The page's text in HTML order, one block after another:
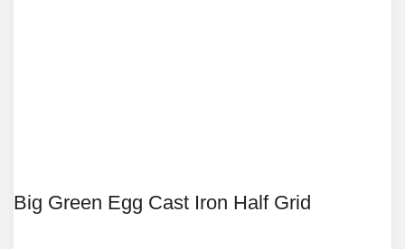
Big Green Egg Cast Iron Half Grid